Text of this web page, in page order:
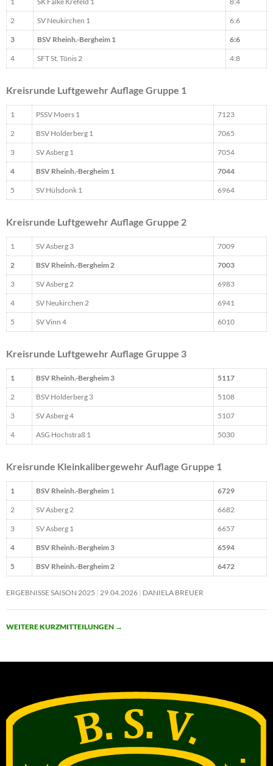
2 SV Neukirchen 1 6:6
3 BSV Rheinh.-Bergheim 1 6:6
4 SFT St. Tönis 2 4:8
Kreisrunde Luftgewehr Auflage Gruppe 1
1 PSSV Moers 1 7123
2 BSV Holderberg 1 7065
3 SV Asberg 1 7054
4 BSV Rheinh.-Bergheim 1 7044
5 SV Hülsdonk 1 6964
Kreisrunde Luftgewehr Auflage Gruppe 2
1 SV Asberg 3 7009
2 BSV Rheinh.-Bergheim 2 7003
3 SV Asberg 2 6983
4 SV Neukirchen 2 6941
5 SV Vinn 4 6010
Kreisrunde Luftgewehr Auflage Gruppe 3
1 BSV Rheinh.-Bergheim 3 5117
2 BSV Holderberg 3 5108
3 SV Asberg 4 5107
4 ASG Hochstraß 1 5030
Kreisrunde Kleinkalibergewehr Auflage Gruppe 1
1 BSV Rheinh.-Bergheim 1 6729
2 SV Asberg 2 6682
3 SV Asberg 1 6657
4 BSV Rheinh.-Bergheim 3 6594
5 BSV Rheinh.-Bergheim 2 6472
ERGEBNISSE SAISON 2025 29.04.2026 DANIELA BREUER
WEITERE KURZMITTEILUNGEN →